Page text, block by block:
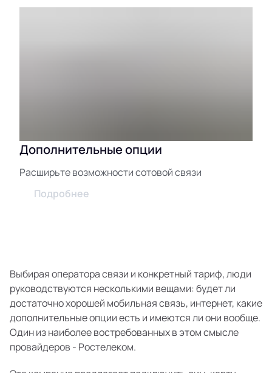
Дополнительные опции
Расширьте возможности сотовой связи
Подробнее
Выбирая оператора связи и конкретный тариф, люди
руководствуются несколькими вещами: будет ли
достаточно хорошей мобильная связь, интернет, какие
дополнительные опции есть и имеются ли они вообще.
Один из наиболее востребованных в этом смысле
провайдеров - Ростелеком.